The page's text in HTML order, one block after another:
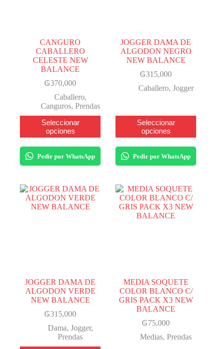
CANGURO
CABALLERO
CELESTE NEW
BALANCE
₲370,000
Caballero,
Canguros, Prendas
Seleccionar
opciones
Este
producto
tiene
varias
variantes.
Las
pueden
elegir
en
Pedir por WhatsApp
JOGGER DAMA DE
ALGODON NEGRO
NEW BALANCE
₲315,000
Caballero, Jogger
Seleccionar
opciones
Este
producto
tiene
varias
variantes.
Las
pueden
elegir
en
la
Pedir por WhatsApp
JOGGER DAMA DE
ALGODON VERDE
NEW BALANCE
₲315,000
Dama, Jogger,
Prendas
MEDIA SOQUETE
COLOR BLANCO C/
GRIS PACK X3 NEW
BALANCE
₲75,000
Medias,Prendas